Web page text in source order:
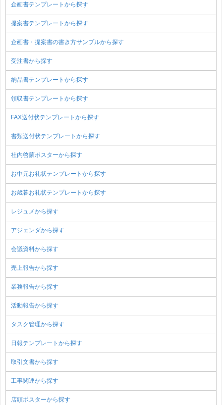
企画書テンプレートから探す
提案書テンプレートから探す
企画書・提案書の書き方サンプルから探す
受注書から探す
納品書テンプレートから探す
領収書テンプレートから探す
FAX送付状テンプレートから探す
書類送付状テンプレートから探す
社内啓蒙ポスターから探す
お中元お礼状テンプレートから探す
お歳暮お礼状テンプレートから探す
レジュメから探す
アジェンダから探す
会議資料から探す
売上報告から探す
業務報告から探す
活動報告から探す
タスク管理から探す
日報テンプレートから探す
取引文書から探す
工事関連から探す
店頭ポスターから探す